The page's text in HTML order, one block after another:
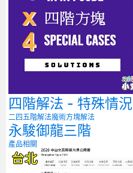
四階解法 - 特殊情況
二四五階解法魔術方塊解法
永駿御龍三階
產品相關